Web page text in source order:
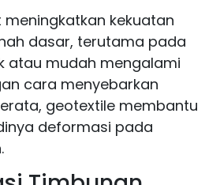
kekuatan
dasar, terutama pada
atau mudah mengalami
cara menyebarkan
geotextile membantu
deformasi pada